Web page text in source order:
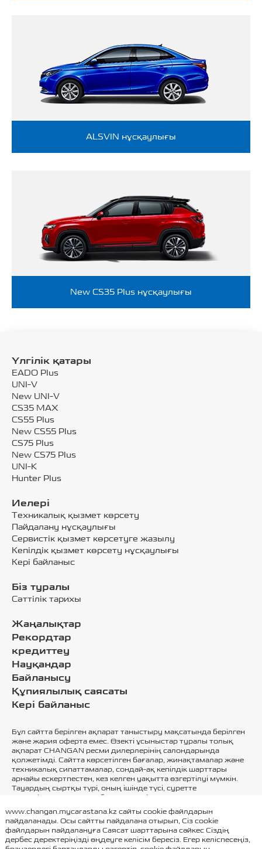
ALSVIN нұсқаулығы
New CS35 Plus нұсқаулығы
Үлгілік қатары
EADO Plus
UNI-V
New UNI-V
CS35 MAX
CS55 Plus
New CS55 Plus
CS75 Plus
New CS75 Plus
UNI-K
Hunter Plus
Иелері
Техникалық қызмет көрсету
Пайдалану нұсқаулығы
Сервистік қызмет көрсетуге жазылу
Кепілдік қызмет көрсету нұсқаулығы
Кері байланыс
Біз туралы
Сәттілік тарихы
Жаңалықтар
Рекордтар
кредиттеу
Науқандар
Байланысу
Құпиялылық саясаты
Кері байланыс
Бұл сайтта берілген ақпарат таныстыру мақсатында берілген
және жария оферта емес. Өзекті ұсыныстар туралы толық
ақпарат CHANGAN ресми дилерлерінің салондарында
қолжетімді. Сайтта көрсетілген бағалар, жинақтамалар және
техникалық сипаттамалар, сондай-ақ кепілдік шарттары
арнайы ескертпестен, кез келген уақытта өзгертілуі мүмкін.
Тауардың сыртқы түрі, оның ішінде түсі, суретте
көрсетілгеннен өзгеше болуы мүмкін. Тауар
www.changan.mycarastana.kz сайты cookie файлдарын
пайдаланады. Осы сайтты пайдалана отырып, Сіз cookie
файлдарын пайдалануға Саясатшарттарына сәйкес Сіздің
дербес деректеріңізді өңдеуге келісім бересіз. Егер келіспесеңіз,